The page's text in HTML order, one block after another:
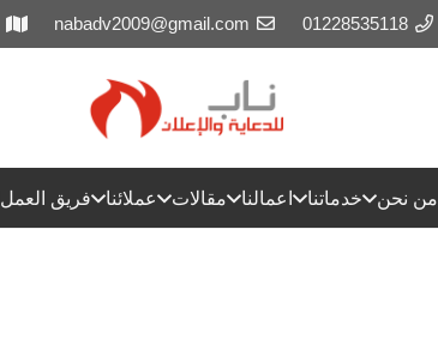
01228535118
nabadv2009@gmail.com
من نحن خدماتنا اعمالنا مقالات عملائنا فريق العمل